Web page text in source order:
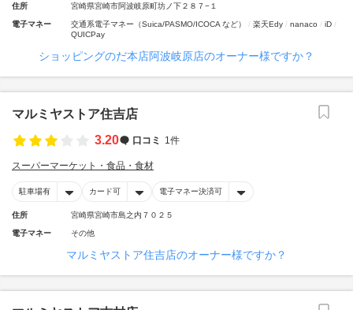
住所 宮崎県宮崎市阿波岐原町坊ノ下２８７−１
電子マネー 交通系電子マネー（Suica/PASMO/ICOCA など） 楽天Edy nanaco
iD
QUICPay
ショッピングのだ本店阿波岐原店のオーナー様ですか？
マルミヤストア住吉店
3.20
口コミ 1件
スーパーマーケット・食品・食材
駐車場有 カード可 電子マネー決済可
住所 宮崎県宮崎市島之内７０２５
電子マネー その他
マルミヤストア住吉店のオーナー様ですか？